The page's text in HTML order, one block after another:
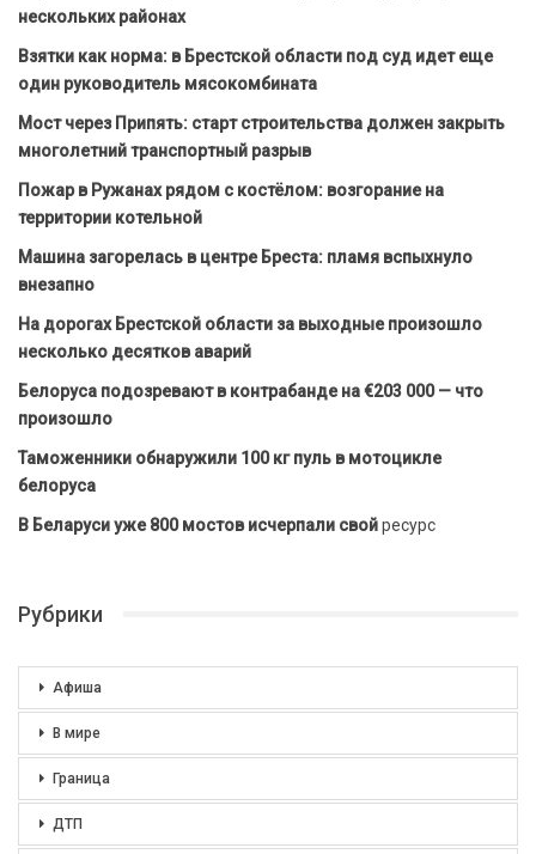
нескольких районах
Взятки как норма: в Брестской области под суд идет еще
один руководитель мясокомбината
Мост через Припять: старт строительства должен закрыть
многолетний транспортный разрыв
Пожар в Ружанах рядом с костёлом: возгорание на
территории котельной
Машина загорелась в центре Бреста: пламя вспыхнуло
внезапно
На дорогах Брестской области за выходные произошло
несколько десятков аварий
Белоруса подозревают в контрабанде на €203 000 — что
произошло
Таможенники обнаружили 100 кг пуль в мотоцикле
белоруса
В Беларуси уже 800 мостов исчерпали свойресурс
Рубрики
Афиша
В мире
Граница
ДТП